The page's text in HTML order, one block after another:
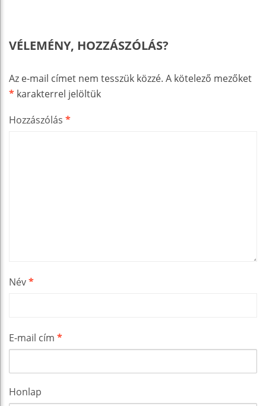
VÉLEMÉNY, HOZZÁSZÓLÁS?
Az e-mail címet nem tesszük közzé. A kötelező mezőket
* karakterrel jelöltük
Hozzászólás *
Név*
E-mail cím *
Honlap